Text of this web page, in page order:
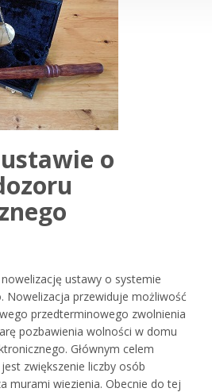
o
ustawy o systemie
Nowelizacja przewiduje możliwość
przedterminowego zwolnienia
pozbawienia wolności w domu
Głównym celem
zwiększenie liczby osób
murami wiezienia. Obecnie do tej